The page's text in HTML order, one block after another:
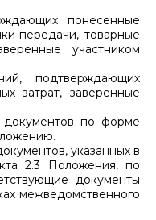
понесенные
передачи, товарные
участником
подтверждающих
затрат, заверенные
документов по форме
указанных в
2.3 Положения, по
документы
межведомственного